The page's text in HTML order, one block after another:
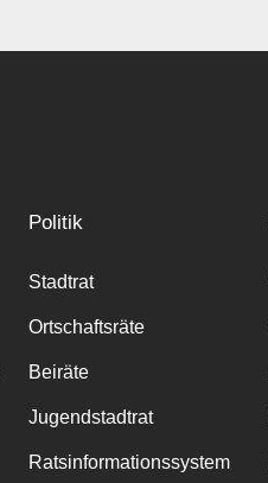
Politik
Stadtrat
Ortschaftsräte
Beiräte
Jugendstadtrat
Ratsinformationssystem